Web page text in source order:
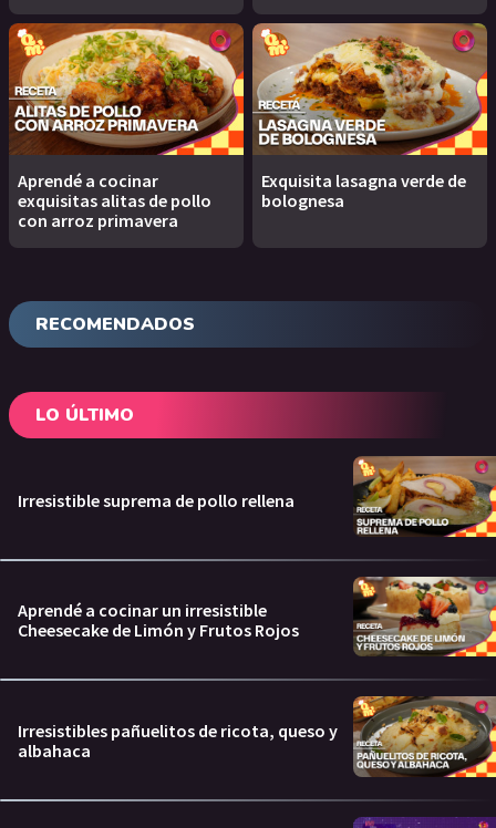
Aprendé a cocinar
exquisitas alitas de pollo
con arroz primavera
Exquisita lasagna verde de
bolognesa
RECOMENDADOS
LO ÚLTIMO
Irresistible suprema de pollo rellena
Aprendé a cocinar un irresistible
Cheesecake de Limón y Frutos Rojos
Irresistibles pañuelitos de ricota, queso y
albahaca